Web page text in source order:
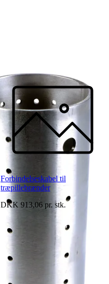
Forbindelseskabel til
træpillebrænder
DKK 913,06 pr. stk.